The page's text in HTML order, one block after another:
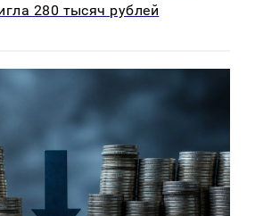
280 тысяч рублей